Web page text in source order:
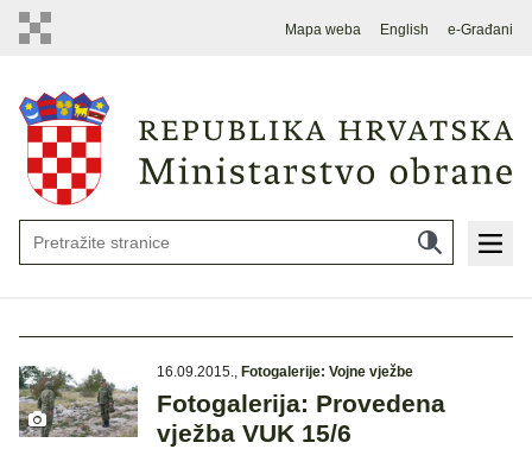
Mapa weba English e-Građani
16.09.2015., Fotogalerije: Vojne vježbe
Fotogalerija: Provedena
vježba VUK 15/6